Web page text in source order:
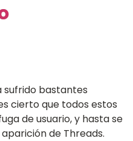
sufrido bastantes
cierto que todos estos
de usuario, y hasta se
de Threads.